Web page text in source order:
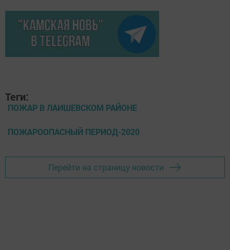
Теги:
ПОЖАР В ЛАИШЕВСКОМ РАЙОНЕ
ПОЖАРООПАСНЫЙ ПЕРИОД-2020
Перейти на страницу новости